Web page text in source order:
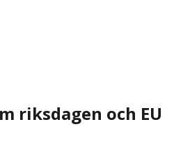
riksdagen och EU